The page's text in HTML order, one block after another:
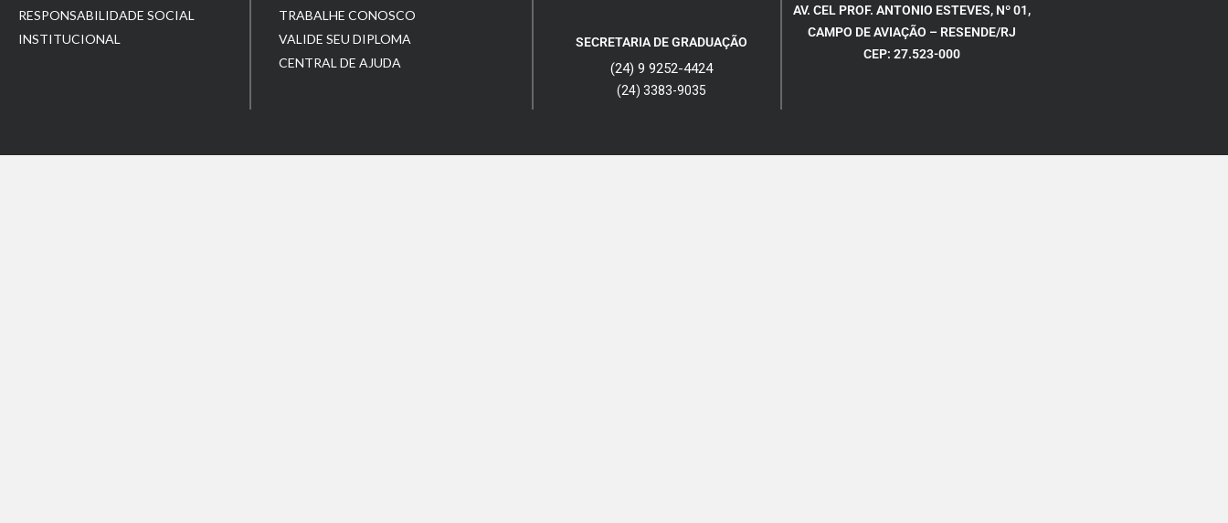
RESPONSABILIDADE SOCIAL
INSTITUCIONAL
TRABALHE CONOSCO
VALIDE SEU DIPLOMA
CENTRAL DE AJUDA
SECRETARIA DE GRADUAÇÃO
(24) 9 9252-4424
(24) 3383-9035
AV. CEL PROF. ANTONIO ESTEVES, Nº 01,
CAMPO DE AVIAÇÃO – RESENDE/RJ
CEP: 27.523-000